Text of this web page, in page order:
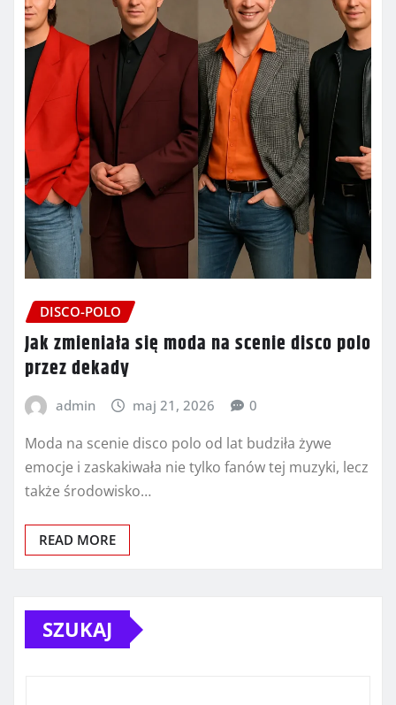
DISCO-POLO
Jak zmieniała się moda na scenie disco polo
przez dekady
admin maj 21, 2026 0
Moda na scenie disco polo od lat budziła żywe
emocje i zaskakiwała nie tylko fanów tej muzyki, lecz
także środowisko…
READ MORE
SZUKAJ